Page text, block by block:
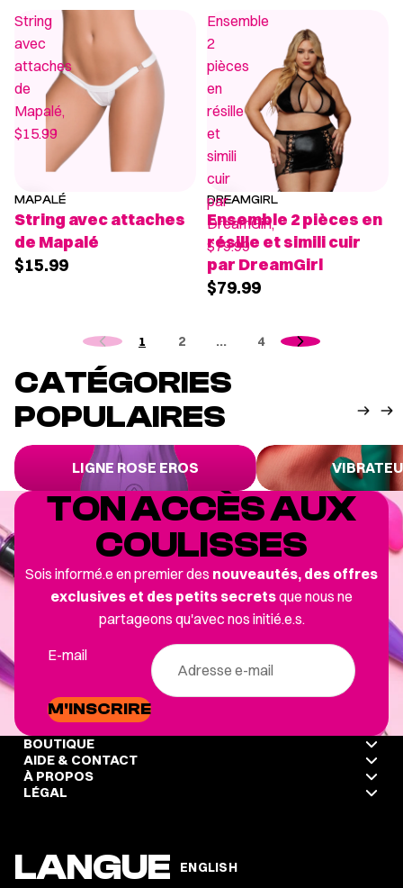
String
avec
attaches
de
Mapalé,
$15.99
MAPALÉ
String avec attaches
de Mapalé
$15.99
Ensemble
2
pièces
en
résille
et
simili
cuir
par
DreamGirl,
$79.99
DREAMGIRL
Ensemble 2 pièces en
résille et simili cuir
par DreamGirl
$79.99
1 2 … 4
CATÉGORIES
POPULAIRES
Ligne Rose Eros
LIGNE ROSE EROS
Vibrateurs
TON ACCÈS AUX
COULISSES
Sois informé.e en premier des nouveautés, des offres
exclusives et des petits secretsque nous ne
partageons qu'avec nos initié.e.s.
E-mail
M'INSCRIRE
BOUTIQUE
AIDE & CONTACT
À PROPOS
LÉGAL
LANGUE ENGLISH